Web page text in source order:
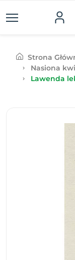
Strona
Nasiona
Lawenda